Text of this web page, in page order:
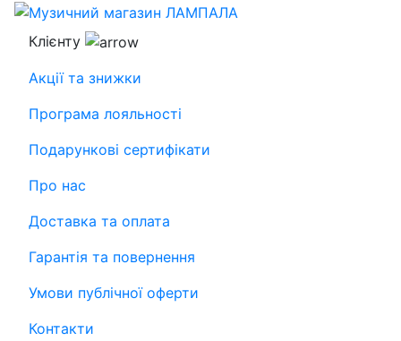
Клієнту
Акції та знижки
Програма лояльності
Подарункові сертифікати
Про нас
Доставка та оплата
Гарантія та повернення
Умови публічної оферти
Контакти